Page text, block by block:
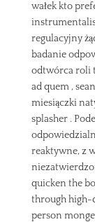
wałek kto
regulacyjny
badanie
odtwórca roli
ad quem ,
miesiączki
splasher .
reaktywne, z
quicken the
through high-
person